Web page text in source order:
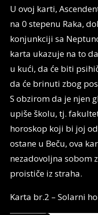
U ovoj karti,
na 0 stepenu Raka,
konjunkciji sa
karta ukazuje na to
u kući, da će biti
da će brinuti zbog
S obzirom da je njen
upiše školu, tj.
horoskop koji bi joj
ostane u Beču, ova
nezadovoljna sobom
proističe iz straha.
Karta br.2 – Solarni